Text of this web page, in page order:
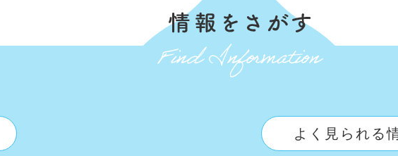
よく見られる